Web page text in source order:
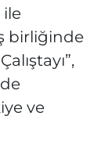
ile
birliğinde
ve